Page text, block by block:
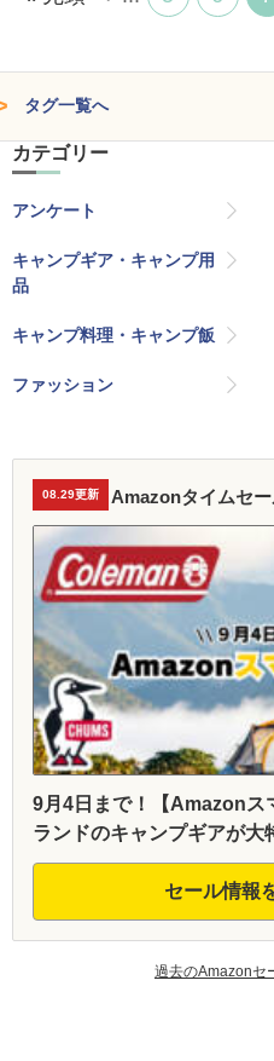
タグ一覧へ
カテゴリー
アンケート
キャンプギア・キャンプ用
品
キャンプ料理・キャンプ飯
ファッション
08.29更新 Amazonタイムセ
9月4日まで！【Amazonス
ランドのキャンプギアが大
セール情報
過去のAmazonセ